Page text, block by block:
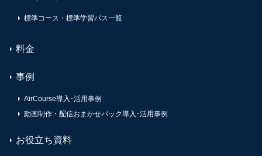
標準コース・標準学習パス一覧
料金
事例
AirCourse導入･活用事例
動画制作・配信おまかせパック導入･活用事例
お役立ち資料